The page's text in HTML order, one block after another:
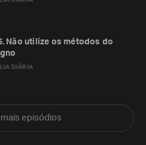
DIÁRIA
Não utilize os métodos do
episódios